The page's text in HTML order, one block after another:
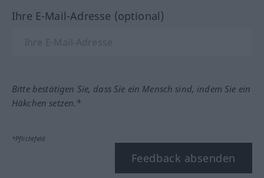
Ihre E-Mail-Adresse (optional)
Bitte bestätigen Sie, dass Sie ein Mensch sind, indem Sie ein
Häkchen setzen.*
*Pflichtfeld
Feedback absenden